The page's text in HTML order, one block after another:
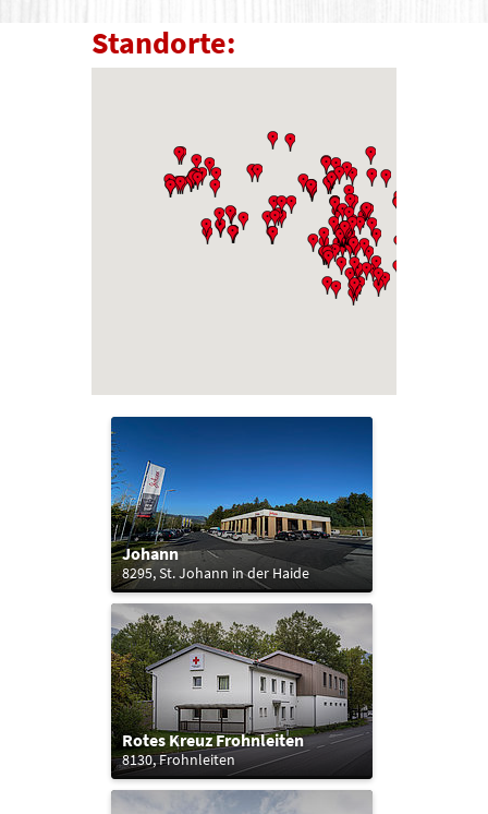
Standorte:
Johann
8295, St. Johann in der Haide
Rotes Kreuz Frohnleiten
8130, Frohnleiten